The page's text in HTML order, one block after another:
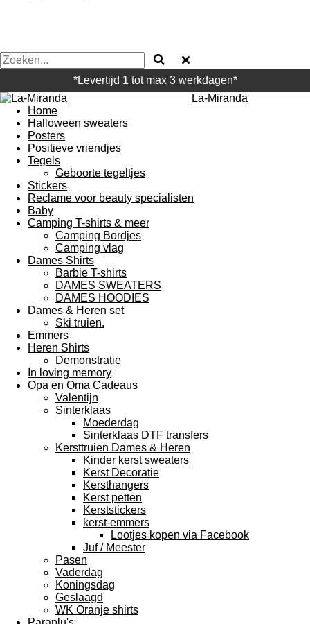
*Levertijd 1 tot max 3 werkdagen*
La-Miranda
Home
Halloween sweaters
Posters
Positieve vriendjes
Tegels
Geboorte tegeltjes
Stickers
Reclame voor beauty specialisten
Baby
Camping T-shirts & meer
Camping Bordjes
Camping vlag
Dames Shirts
Barbie T-shirts
DAMES SWEATERS
DAMES HOODIES
Dames & Heren set
Ski truien.
Emmers
Heren Shirts
Demonstratie
In loving memory
Opa en Oma Cadeaus
Valentijn
Sinterklaas
Moederdag
Sinterklaas DTF transfers
Kersttruien Dames & Heren
Kinder kerst sweaters
Kerst Decoratie
Kersthangers
Kerst petten
Kerststickers
kerst-emmers
Lootjes kopen via Facebook
Juf / Meester
Pasen
Vaderdag
Koningsdag
Geslaagd
WK Oranje shirts